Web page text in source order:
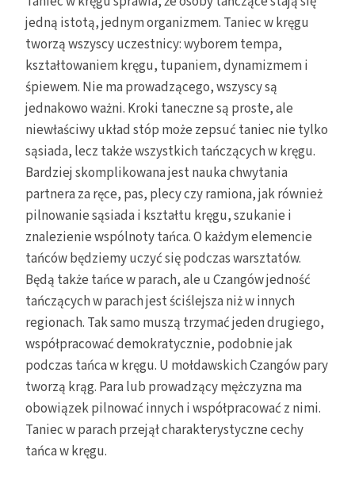
jedną istotą, jednym organizmem. Taniec w kręgu
tworzą wszyscy uczestnicy: wyborem tempa,
kształtowaniem kręgu, tupaniem, dynamizmem i
śpiewem. Nie ma prowadzącego, wszyscy są
jednakowo ważni. Kroki taneczne są proste, ale
niewłaściwy układ stóp może zepsuć taniec nie tylko
sąsiada, lecz także wszystkich tańczących w kręgu.
Bardziej skomplikowana jest nauka chwytania
partnera za ręce, pas, plecy czy ramiona, jak również
pilnowanie sąsiada i kształtu kręgu, szukanie i
znalezienie wspólnoty tańca. O każdym elemencie
tańców będziemy uczyć się podczas warsztatów.
Będą także tańce w parach, ale u Czangów jedność
tańczących w parach jest ściślejsza niż w innych
regionach. Tak samo muszą trzymać jeden drugiego,
współpracować demokratycznie, podobnie jak
podczas tańca w kręgu. U mołdawskich Czangów pary
tworzą krąg. Para lub prowadzący mężczyzna ma
obowiązek pilnować innych i współpracować z nimi.
Taniec w parach przejął charakterystyczne cechy
tańca w kręgu.